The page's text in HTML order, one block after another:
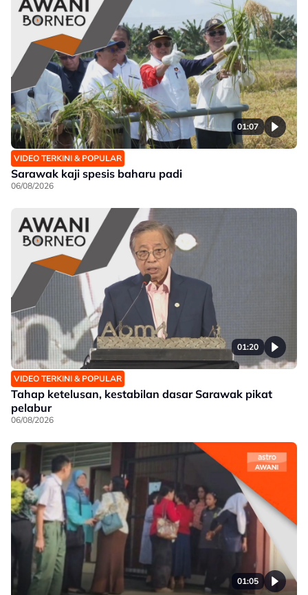
01:07
VIDEO TERKINI & POPULAR
Sarawak kaji spesis baharu padi
06/08/2026
01:20
VIDEO TERKINI & POPULAR
Tahap ketelusan, kestabilan dasar Sarawak pikat
pelabur
06/08/2026
01:05